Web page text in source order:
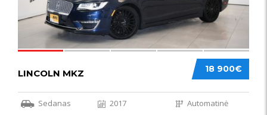
18 900€
LINCOLN MKZ
Sedanas 2017 Automatinė